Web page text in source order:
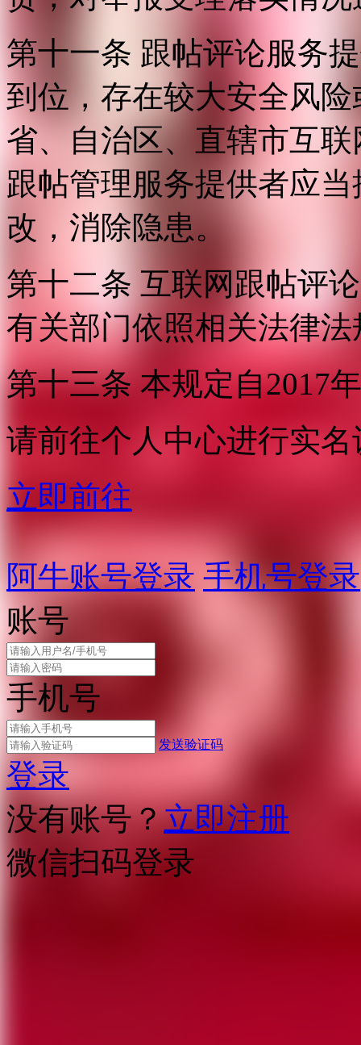
第十一条 跟帖评论服务
到位，存在较大安全风
省、自治区、直辖市互
跟帖管理服务提供者应
改，消除隐患。
第十二条 互联网跟帖评
有关部门依照相关法律
第十三条 本规定自2017
请前往个人中心进行实名
立即前往
阿牛账号登录 手机号登录
账号
手机号
发送验证码
登录
没有账号？立即注册
微信扫码登录